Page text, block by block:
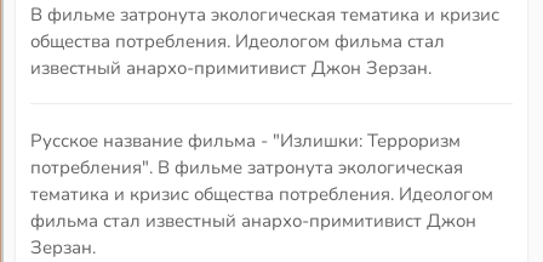
В фильме затронута экологическая тематика и кризис
общества потребления. Идеологом фильма стал
известный анархо-примитивист Джон Зерзан.
Русское название фильма - "Излишки: Терроризм
потребления". В фильме затронута экологическая
тематика и кризис общества потребления. Идеологом
фильма стал известный анархо-примитивист Джон
Зерзан.